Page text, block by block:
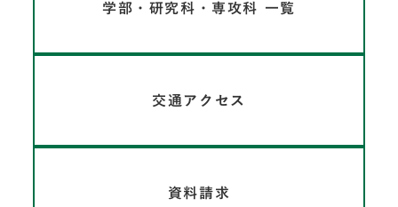
学部・研究科・専攻科 一覧
交通アクセス
資料請求